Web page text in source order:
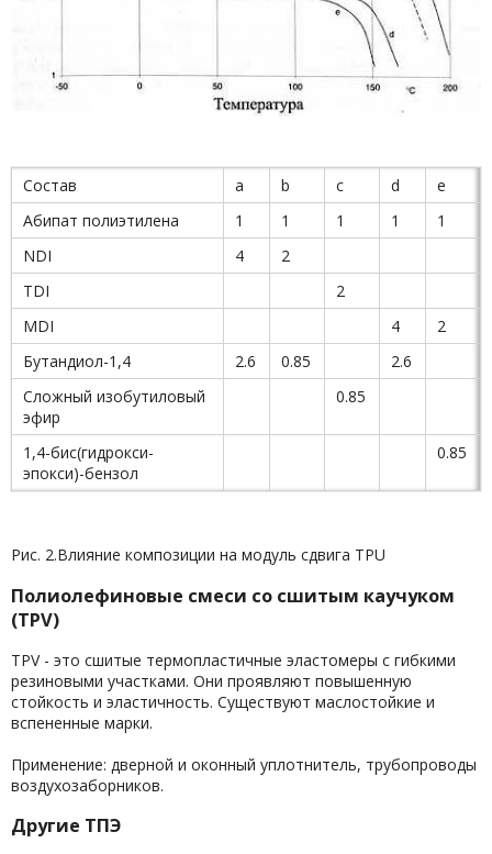
Состав а b c d
e
Абипат полиэтилена
1 1 1 1
1
NDI
4
2
TDI
2
MDI
4
2
Бутандиол-1,4
2.6 0.85
2.6
Сложный изобутиловый
эфир
0.85
1,4-бис(гидрокси-
эпокси)-бензол
0.85
Рис. 2.Влияние композиции на модуль сдвига ТРU
Полиолефиновые смеси со сшитым каучуком
(TPV)
TPV - это сшитые термопластичные эластомеры с гибкими
резиновыми участками. Они проявляют повышенную
стойкость и эластичность. Существуют маслостойкие и
вспененные марки.
Применение: дверной и оконный уплотнитель, трубопроводы
воздухозаборников.
Другие ТПЭ